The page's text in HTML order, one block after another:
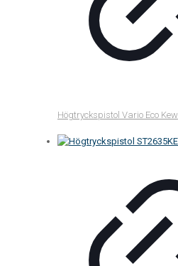
Högtryckspistol Vario Eco Kew